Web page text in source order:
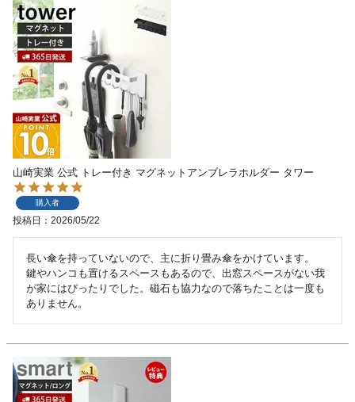
山崎実業 公式 トレー付き マグネットアンブレラホルダー タワー
購入者
投稿日 2026/05/22
長い傘を持っていないので、主に折り畳み傘をかけています。
鍵やハンコも置けるスペースもあるので、出窓スペースがない我
が家にはぴったりでした。磁石も協力なので落ちたことは一度も
ありません。